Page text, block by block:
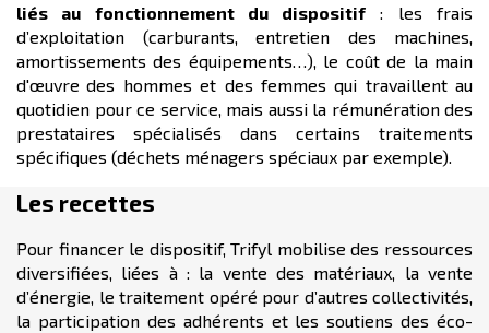
liés au fonctionnement du dispositif : les frais
d’exploitation (carburants, entretien des machines,
amortissements des équipements…), le coût de la main
d'œuvre des hommes et des femmes qui travaillent au
quotidien pour ce service, mais aussi la rémunération des
prestataires spécialisés dans certains traitements
spécifiques (déchets ménagers spéciaux par exemple).
Les recettes
Pour financer le dispositif, Trifyl mobilise des ressources
diversifiées, liées à : la vente des matériaux, la vente
d’énergie, le traitement opéré pour d’autres collectivités,
la participation des adhérents et les soutiens des éco-